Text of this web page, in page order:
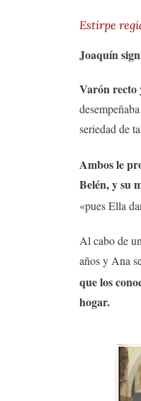
Estirpe
Joaquín
Varón recto
seriedad de
Ambos le
Belén, y su
«pues Ella
Al cabo de
años y Ana
que los
hogar.